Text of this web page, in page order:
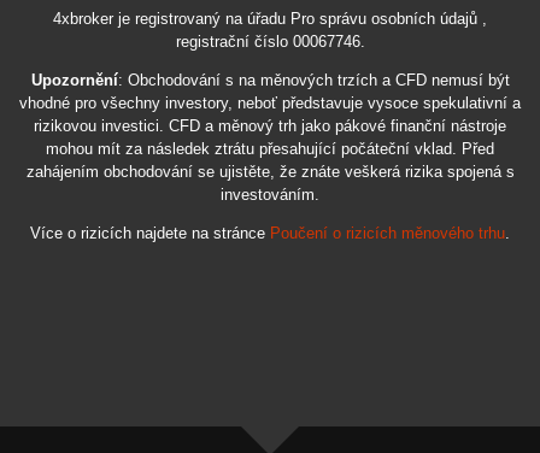
4xbroker je registrovaný na úřadu Pro správu osobních údajů ,
registrační číslo 00067746.
Upozornění: Obchodování s na měnových trzích a CFD nemusí být
vhodné pro všechny investory, neboť představuje vysoce spekulativní a
rizikovou investici. CFD a měnový trh jako pákové finanční nástroje
mohou mít za následek ztrátu přesahující počáteční vklad. Před
zahájením obchodování se ujistěte, že znáte veškerá rizika spojená s
investováním.
Více o rizicích najdete na stránce Poučení o rizicích měnového trhu.